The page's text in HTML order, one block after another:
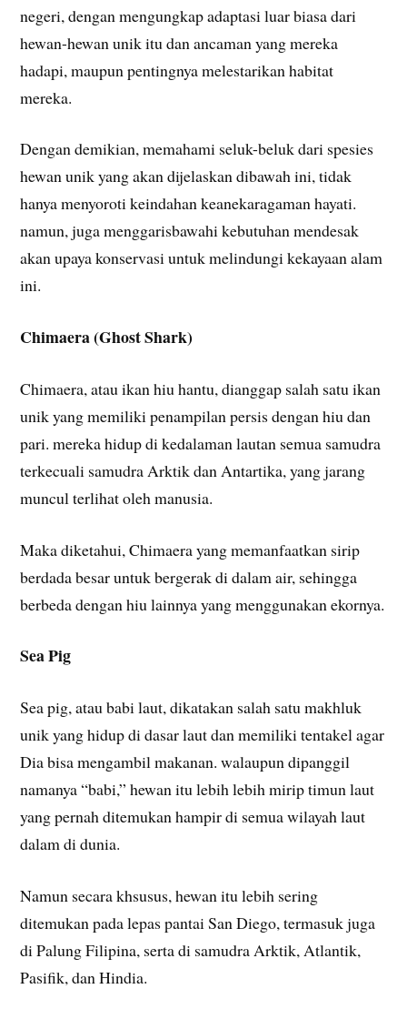
negeri, dengan mengungkap adaptasi luar biasa dari
hewan-hewan unik itu dan ancaman yang mereka
hadapi, maupun pentingnya melestarikan habitat
mereka.
Dengan demikian, memahami seluk-beluk dari spesies
hewan unik yang akan dijelaskan dibawah ini, tidak
hanya menyoroti keindahan keanekaragaman hayati.
namun, juga menggarisbawahi kebutuhan mendesak
akan upaya konservasi untuk melindungi kekayaan alam
ini.
Chimaera (Ghost Shark)
Chimaera, atau ikan hiu hantu, dianggap salah satu ikan
unik yang memiliki penampilan persis dengan hiu dan
pari. mereka hidup di kedalaman lautan semua samudra
terkecuali samudra Arktik dan Antartika, yang jarang
muncul terlihat oleh manusia.
Maka diketahui, Chimaera yang memanfaatkan sirip
berdada besar untuk bergerak di dalam air, sehingga
berbeda dengan hiu lainnya yang menggunakan ekornya.
Sea Pig
Sea pig, atau babi laut, dikatakan salah satu makhluk
unik yang hidup di dasar laut dan memiliki tentakel agar
Dia bisa mengambil makanan. walaupun dipanggil
namanya “babi,” hewan itu lebih lebih mirip timun laut
yang pernah ditemukan hampir di semua wilayah laut
dalam di dunia.
Namun secara khsusus, hewan itu lebih sering
ditemukan pada lepas pantai San Diego, termasuk juga
di Palung Filipina, serta di samudra Arktik, Atlantik,
Pasifik, dan Hindia.